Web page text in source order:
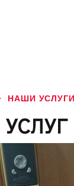
НАШИ УСЛУГИ